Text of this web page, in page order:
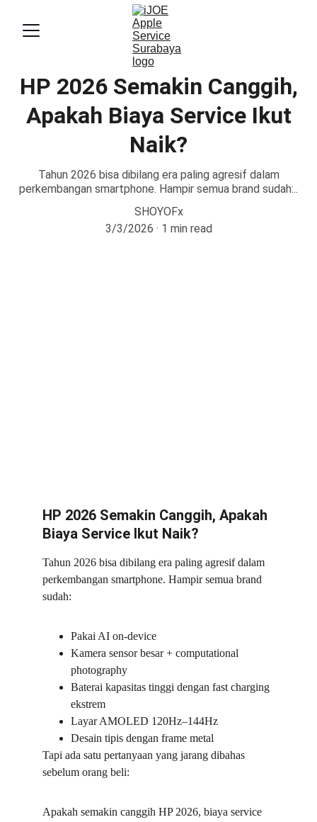
HP 2026 Semakin Canggih,
Apakah Biaya Service Ikut
Naik?
Tahun 2026 bisa dibilang era paling agresif dalam
perkembangan smartphone. Hampir semua brand sudah:..
SHOYOFx
3/3/2026
1 min read
HP 2026 Semakin Canggih, Apakah
Biaya Service Ikut Naik?
Tahun 2026 bisa dibilang era paling agresif dalam
perkembangan smartphone. Hampir semua brand
sudah:
Pakai AI on-device
Kamera sensor besar + computational
photography
Baterai kapasitas tinggi dengan fast charging
ekstrem
Layar AMOLED 120Hz–144Hz
Desain tipis dengan frame metal
Tapi ada satu pertanyaan yang jarang dibahas
sebelum orang beli:
Apakah semakin canggih HP 2026, biaya service